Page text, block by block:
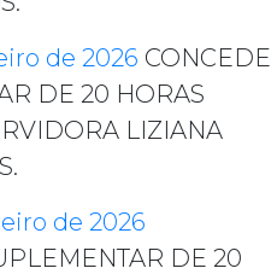
de 2026 CONCEDE
DE 20 HORAS
LIZIANA
de 2026
DE 20